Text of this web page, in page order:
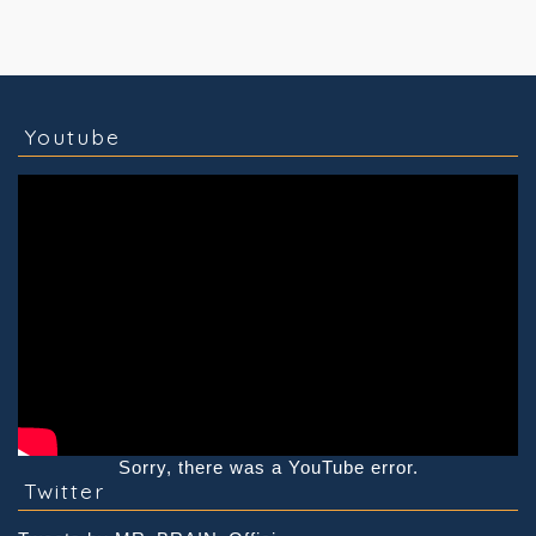
Youtube
Sorry, there was a YouTube error.
Twitter